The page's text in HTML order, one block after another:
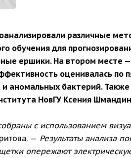
различные
обучения для
ершики. На втором месте
оценивалась по
и аномальных бактерий.
НовГУ Ксения
с использованием
— Результаты анализа
опережают